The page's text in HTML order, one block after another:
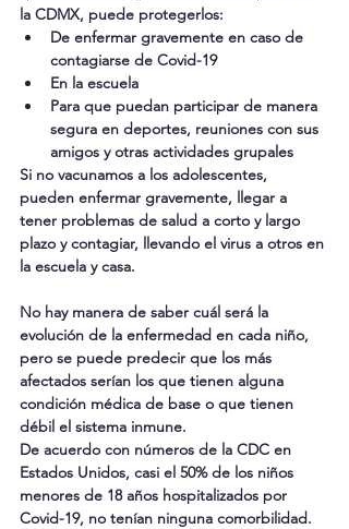
la CDMX, puede protegerlos:
De enfermar gravemente en caso de
contagiarse de Covid-19
En la escuela
Para que puedan participar de manera
segura en deportes, reuniones con sus
amigos y otras actividades grupales
Si no vacunamos a los adolescentes,
pueden enfermar gravemente, llegar a
tener problemas de salud a corto y largo
plazo y contagiar, llevando el virus a otros en
la escuela y casa.
No hay manera de saber cuál será la
evolución de la enfermedad en cada niño,
pero se puede predecir que los más
afectados serían los que tienen alguna
condición médica de base o que tienen
débil el sistema inmune.
De acuerdo con números de la CDC en
Estados Unidos, casi el 50% de los niños
menores de 18 años hospitalizados por
Covid-19, no tenían ninguna comorbilidad.